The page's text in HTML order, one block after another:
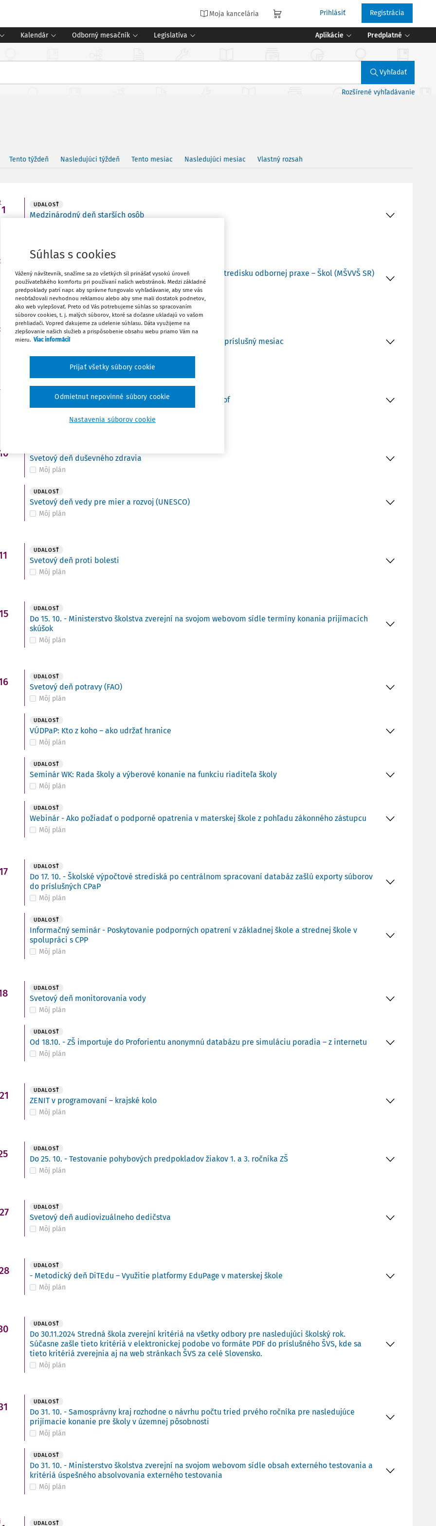
Moja kancelária Prihlásiť Registrácia
Kalendár Odborný mesačník Legislatíva Aplikácie Predplatné
Vyhľadať
Rozšírené vyhľadávanie
Tento týždeň Nasledujúci týždeň Tento mesiac Nasledujúci mesiac Vlastný rozsah
1 UDALOSŤ
Medzinárodný deň starších osôb
Do 3. 10. - Výkaz o stredisku praktického vyučovania a stredisku odbornej praxe – Škol (MŠVVŠ SR)
27 – 01 – web aplikácia
Môj plán
UDALOSŤ
Do 5. 10. - Odoslanie údajov do Centrálneho registra za príslušný mesiac
Medzinárodný deň za zredukovanie prírodných katastrof
Svetový deň duševného zdravia
Môj plán
UDALOSŤ
Svetový deň vedy pre mier a rozvoj (UNESCO)
Môj plán
UDALOSŤ
Svetový deň proti bolesti
Môj plán
UDALOSŤ
Do 15. 10. - Ministerstvo školstva zverejní na svojom webovom sídle termíny konania prijímacích
skúšok
Môj plán
UDALOSŤ
Svetový deň potravy (FAO)
Môj plán
UDALOSŤ
VÚDPaP: Kto z koho – ako udržať hranice
Môj plán
UDALOSŤ
Seminár WK: Rada školy a výberové konanie na funkciu riaditeľa školy
Môj plán
UDALOSŤ
Webinár - Ako požiadať o podporné opatrenia v materskej škole z pohľadu zákonného zástupcu
Môj plán
UDALOSŤ
Do 17. 10. - Školské výpočtové strediská po centrálnom spracovaní databáz zašlú exporty súborov
do príslušných CPaP
Môj plán
UDALOSŤ
Informačný seminár - Poskytovanie podporných opatrení v základnej škole a strednej škole v
spolupráci s CPP
Môj plán
UDALOSŤ
Svetový deň monitorovania vody
Môj plán
UDALOSŤ
Od 18.10. - ZŠ importuje do Proforientu anonymnú databázu pre simuláciu poradia – z internetu
Môj plán
21 UDALOSŤ
ZENIT v programovaní – krajské kolo
Môj plán
UDALOSŤ
Do 25. 10. - Testovanie pohybových predpokladov žiakov 1. a 3. ročníka ZŠ
Môj plán
27 UDALOSŤ
Svetový deň audiovizuálneho dedičstva
Môj plán
UDALOSŤ
- Metodický deň DiTEdu – Využitie platformy EduPage v materskej škole
Môj plán
UDALOSŤ
Do 30.11.2024 Stredná škola zverejní kritériá na všetky odbory pre nasledujúci školský rok.
Súčasne zašle tieto kritériá v elektronickej podobe vo formáte PDF do príslušného ŠVS, kde sa
tieto kritériá zverejnia aj na web stránkach ŠVS za celé Slovensko.
Môj plán
UDALOSŤ
Do 31. 10. - Samosprávny kraj rozhodne o návrhu počtu tried prvého ročníka pre nasledujúce
prijímacie konanie pre školy v územnej pôsobnosti
Môj plán
UDALOSŤ
Do 31. 10. - Ministerstvo školstva zverejní na svojom webovom sídle obsah externého testovania a
kritériá úspešného absolvovania externého testovania
Môj plán
UDALOSŤ
Súhlas s cookies
Vážený návštevník, snažíme sa zo všetkých síl prinášať vysokú úroveň
používateľského komfortu pri používaní našich webstránok. Medzi základné
predpoklady patrí napr. aby správne fungovalo vyhľadávanie, aby sme vás
neobťažovali nevhodnou reklamou alebo aby sme mali dostatok podnetov,
ako web vylepšovať. Preto od Vás potrebujeme súhlas so spracovaním
súborov cookies, t. j. malých súborov, ktoré sa dočasne ukladajú vo vašom
prehliadači. Vopred ďakujeme za udelenie súhlasu. Dáta využijeme na
zlepšovanie našich služieb a prispôsobenie obsahu webu priamo Vám na
mieru. Viac informácií
Nastavenia súborov cookie
Odmietnut nepovinné súbory cookie
Prijať všetky súbory cookie